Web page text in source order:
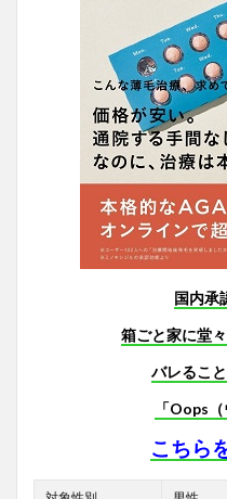
国内承
箱ごと家に堂
バレるこ
「Oops
こちら